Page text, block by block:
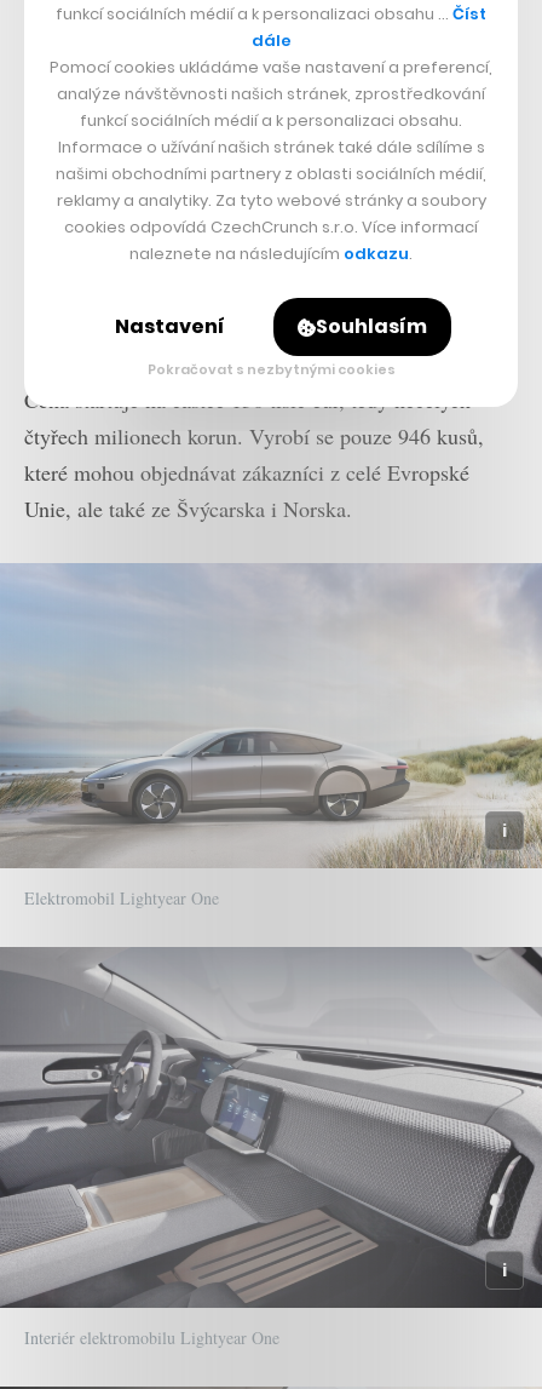
Lightyear One přitom není žádným malým
automobilem, na délku má lehce přes pět metrů a
velikost zavazadelníku udělá radost nejedné rodině.
Základní kapacita pojme 780 litrů, po sklopení zadních
sedadel celý prostor naroste na 1701 litrů. V základní
výbavě je podpora bezdrátových aktualizací, Apple
CarPlay i Android Auto, bezdrátová nabíjecí podložka
či bezklíčový vstup, kdy stačí přijít s klíčkem od auta v
kapse a vzít za kliku.
Cena startuje na částce 150 tisíc eur, tedy necelých
čtyřech milionech korun. Vyrobí se pouze 946 kusů,
které mohou objednávat zákazníci z celé Evropské
Unie, ale také ze Švýcarska i Norska.
Elektromobil Lightyear One
Interiér elektromobilu Lightyear One
funkcí sociálních médií a k personalizaci obsahu … Číst
dále
Pomocí cookies ukládáme vaše nastavení a preferencí,
analýze návštěvnosti našich stránek, zprostředkování
funkcí sociálních médií a k personalizaci obsahu.
Informace o užívání našich stránek také dále sdílíme s
našimi obchodními partnery z oblasti sociálních médií,
reklamy a analytiky. Za tyto webové stránky a soubory
cookies odpovídá CzechCrunch s.r.o. Více informací
naleznete na následujícím odkazu.
Nastavení Souhlasím
Pokračovat s nezbytnými cookies